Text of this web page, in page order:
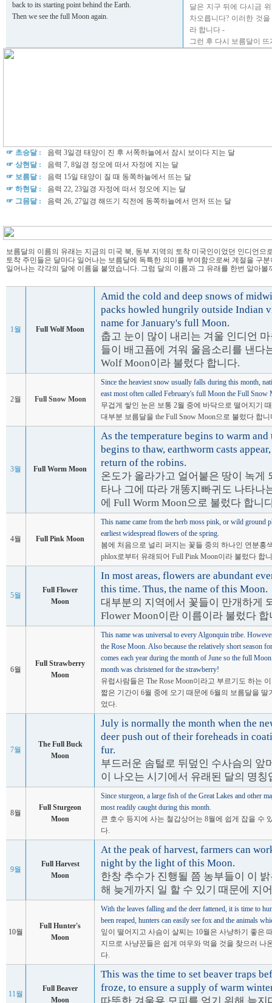
back to its starting point behind the Earth.
Then we see the full Moon again.
달은 지구 뒤에 다시금
차오릅니다? 이러한 것
라 합니다 -
그런 후 다시 보름달이
☞ 초승달 :
음력 3일경 태양이 진 후 서쪽하늘에서 잠시 보이다 지는 달
☞ 상현달 :
음력 7, 8일경 정오에 떠서 자정에 지는 달
☞ 보름달 :
음력 15일 태양이 질 때 동쪽하늘에서 뜨는 달
☞ 하현달 :
음력 22, 23일경 자정에 떠서 정오에 지는 달
☞ 그믐달 :
음력 26, 27일경 해뜨기 직전에 동쪽하늘에서 먼저 뜨는 달
보름달의 이름의 유래는 지금의 미국 북, 동부 지역의 토착 미국인이었던 인디언으
토착 주민들은 달마다 일어나는 보름달에 독특한 의미를 부여함으로써 계절을 구
일어나는 각각의 달에 이름을 붙였습니다. 그럼 달의 이름과 그 유래를 한번 알아볼
1월 Full Wolf Moon
Amid the cold and deep snows of
packs howled hungrily outside Indian
name for January's full Moon.
춥고 눈이 많이 내리는 겨울 인디언
들이 배고픔에 겨워 울음소리를 낸다
Wolf Moon이라 불렀다 합니다.
2월 Full Snow Moon
Since the heaviest snow usually falls during this month,
east most often called February's full Moon the Full Snow
무겁게 쌓인 눈은 보통 2월 중에 바닥으로 떨어지기
대부분 보름달을 the Full Snow Moon으로 불렀다 합니
3월 Full Worm Moon
As the temperature begins to warm and
begins to thaw, earthworm casts
return of the robins.
온도가 올라가고 얼어붙은 땅이 녹게
타나 그에 따라 개똥지빠귀도 나타나
에 Full Worm Moon으로 불렀다 합니
4월 Full Pink Moon
This name came from the herb moss pink, or wild ground
earliest widespread flowers of the spring.
봄에 처음으로 널리 퍼지는 꽃들 중의 하나인 연분홍
phlox로부터 유래되어 Full Pink Moon이라 불렀다 합
5월
Full Flower
Moon
In most areas, flowers are abundant
this time. Thus, the name of this Moon.
대부분의 지역에서 꽃들이 만개하게
Flower Moon이란 이름이라 불렀다 합
6월
Full Strawberry
Moon
This name was universal to every Algonquin tribe.
the Rose Moon. Also because the relatively short season
comes each year during the month of June so the full
month was christened for the strawberry!
유럽사람들은 The Rose Moon이라고 부르기도 하는
짧은 기간이 6월 중에 오기 때문에 6월의 보름달을 딸
었다.
7월
The Full Buck
Moon
July is normally the month when the
deer push out of their foreheads in
fur.
부드러운 솜털로 뒤덮인 수사슴의 앞
이 나오는 시기에서 유래된 달의 명칭
8월
Full Sturgeon
Moon
Since sturgeon, a large fish of the Great Lakes and other
most readily caught during this month.
큰 호수 등지에 사는 철갑상어는 8월에 쉽게 잡을 수
다.
9월
Full Harvest
Moon
At the peak of harvest, farmers can
night by the light of this Moon.
한창 추수가 진행될 쯤 농부들이 이
해 늦게까지 일 할 수 있기 때문에 지
10월
Full Hunter's
Moon
With the leaves falling and the deer fattened, it is time to
been reaped, hunters can easily see fox and the animals
잎이 떨어지고 사슴이 살찌는 10월은 사냥하기 좋은
지므로 사냥꾼들은 쉽게 여우와 먹을 것을 찾으러 나
다.
11월
Full Beaver
Moon
This was the time to set beaver traps
froze, to ensure a supply of warm